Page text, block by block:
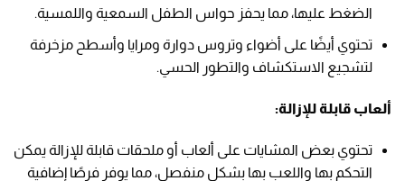
الضغط عليها، مما يحفز حواس الطفل السمعية واللمسية.
تحتوي أيضًا على أضواء وتروس دوارة ومرايا وأسطح مزخرفة
لتشجيع الاستكشاف والتطور الحسي.
ألعاب قابلة للإزالة:
تحتوي بعض المشايات على ألعاب أو ملحقات قابلة للإزالة يمكن
التحكم بها واللعب بها بشكل منفصل، مما يوفر فرصًا إضافية